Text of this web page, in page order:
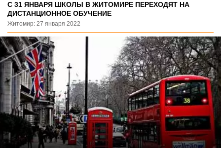
С 31 ЯНВАРЯ ШКОЛЫ В ЖИТОМИРЕ ПЕРЕХОДЯТ НА
ДИСТАНЦИОННОЕ ОБУЧЕНИЕ
Житомир: 27 января 2022